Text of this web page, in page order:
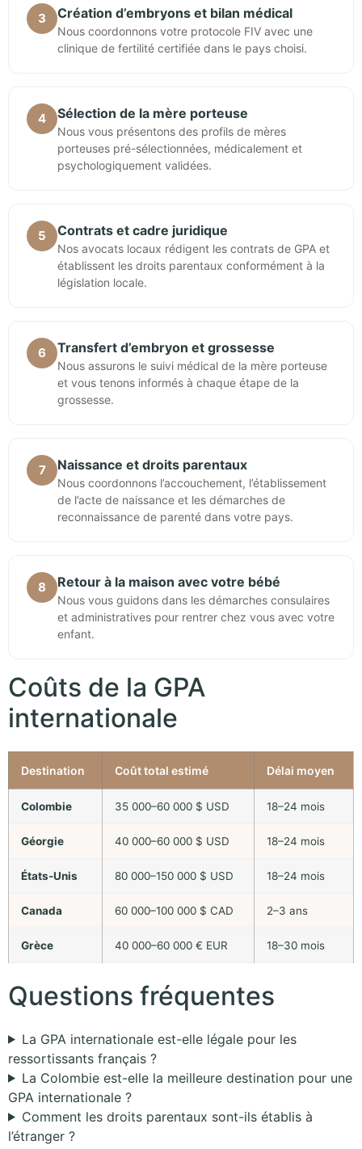
3 Création d’embryons et bilan médical
Nous coordonnons votre protocole FIV avec une
clinique de fertilité certifiée dans le pays choisi.
4 Sélection de la mère porteuse
Nous vous présentons des profils de mères
porteuses pré-sélectionnées, médicalement et
psychologiquement validées.
5 Contrats et cadre juridique
Nos avocats locaux rédigent les contrats de GPA et
établissent les droits parentaux conformément à la
législation locale.
6 Transfert d’embryon et grossesse
Nous assurons le suivi médical de la mère porteuse
et vous tenons informés à chaque étape de la
grossesse.
7 Naissance et droits parentaux
Nous coordonnons l’accouchement, l’établissement
de l’acte de naissance et les démarches de
reconnaissance de parenté dans votre pays.
8 Retour à la maison avec votre bébé
Nous vous guidons dans les démarches consulaires
et administratives pour rentrer chez vous avec votre
enfant.
Coûts de la GPA
internationale
Destination Coût total estimé Délai moyen
Colombie 35 000–60 000 $ USD 18–24 mois
Géorgie 40 000–60 000 $ USD 18–24 mois
États-Unis 80 000–150 000 $ USD 18–24 mois
Canada 60 000–100 000 $ CAD 2–3 ans
Grèce 40 000–60 000 € EUR 18–30 mois
Questions fréquentes
La GPA internationale est-elle légale pour les
ressortissants français ?
La Colombie est-elle la meilleure destination pour une
GPA internationale ?
Comment les droits parentaux sont-ils établis à
l’étranger ?